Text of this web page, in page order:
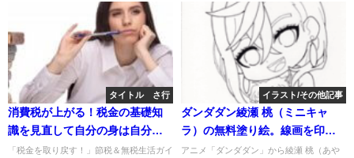
タイトル さ行
消費税が上がる！税金の基礎知
識を見直して自分の身は自分で
守る。～「税金を取り戻
「税金を取り戻す！」節税＆無税生活ガイ
イラスト/その他記事
ダンダダン綾瀬 桃（ミニキャ
ラ）の無料塗り絵。線画を印
刷、ダウンロードしてアイビス
アニメ「ダンダダン」から綾瀬 桃（あや